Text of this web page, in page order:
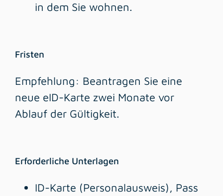
in dem Sie wohnen.
Fristen
Empfehlung: Beantragen Sie eine
neue eID-Karte zwei Monate vor
Ablauf der Gültigkeit.
Erforderliche Unterlagen
ID-Karte (Personalausweis), Pass